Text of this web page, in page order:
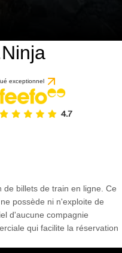
exceptionnel
de billets de train en ligne. Ce
possède ni n'exploite de
d'aucune compagnie
qui facilite la réservation